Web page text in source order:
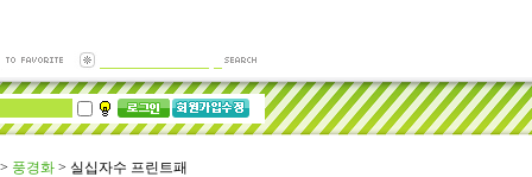
> 풍경화 > 실십자수 프린트패